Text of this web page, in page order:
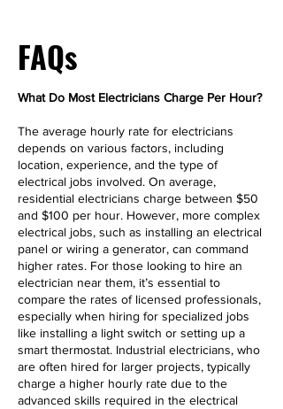
FAQs
What Do Most Electricians Charge Per Hour?
The average hourly rate for electricians
depends on various factors, including
location, experience, and the type of
electrical jobs involved. On average,
residential electricians charge between $50
and $100 per hour. However, more complex
electrical jobs, such as installing an electrical
panel or wiring a generator, can command
higher rates. For those looking to hire an
electrician near them, it’s essential to
compare the rates of licensed professionals,
especially when hiring for specialized jobs
like installing a light switch or setting up a
smart thermostat. Industrial electricians, who
are often hired for larger projects, typically
charge a higher hourly rate due to the
advanced skills required in the electrical